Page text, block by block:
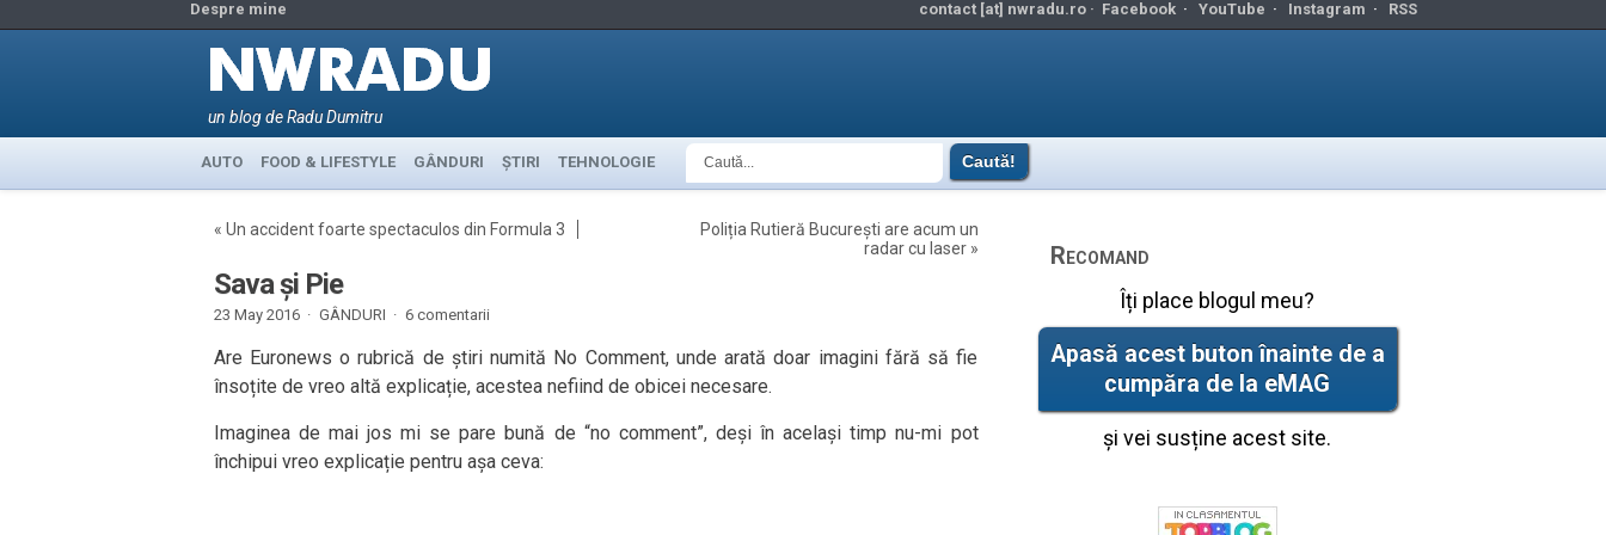
Despre mine contact [at] nwradu.ro · Facebook· YouTube · Instagram · RSS
un blog de Radu Dumitru
AUTO FOOD & LIFESTYLE GÂNDURI ȘTIRI TEHNOLOGIE
« Un accident foarte spectaculos din Formula 3
Poliția Rutieră București are acum un
radar cu laser»
Sava și Pie
23 May 2016 · GÂNDURI · 6 comentarii
Are Euronews o rubrică de știri numită No Comment, unde arată doar imagini fără să fie
însoțite de vreo altă explicație, acestea nefiind de obicei necesare.
Imaginea de mai jos mi se pare bună de “no comment”, deși în același timp nu-mi pot
închipui vreo explicație pentru așa ceva:
Recomand
Îți place blogul meu?
Apasă acest buton înainte de a
cumpăra de la eMAG
și vei susține acest site.